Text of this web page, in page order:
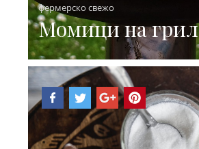
фермерско свежо
Момици на грил